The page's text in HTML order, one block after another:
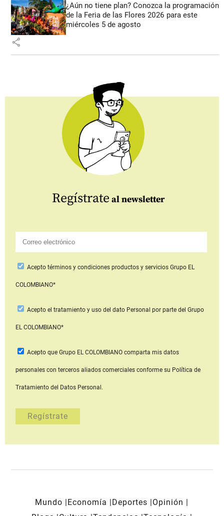
¿Aún no tiene plan? Conozca la programación
de la Feria de las Flores 2026 para este
miércoles 5 de agosto
share
Regístrate al newsletter
Aceptotérminos y condiciones productos y serviciosGrupo EL
COLOMBIANO*
Acepto el tratamiento y uso del dato Personal por parte del Grupo
EL COLOMBIANO*
Acepto que Grupo EL COLOMBIANOcomparta mis datos
personales con terceros aliados comerciales conforme su Política de
Tratamiento del Datos Personal.
Mundo Economía Deportes
Opinión